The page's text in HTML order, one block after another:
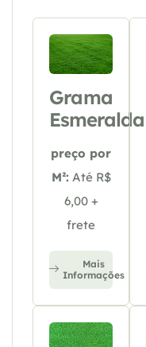
Grama
Esmeralda
preço por
M²: Até R$
6,00 +
frete
Mais
Informações